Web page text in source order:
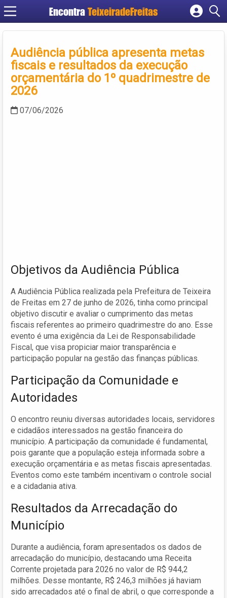
Encontra TeixeiradeFreitas
Cadastrar empresa
Criar conta
Audiência pública apresenta metas
fiscais e resultados da execução
orçamentária do 1º quadrimestre de
2026
07/06/2026
Objetivos da Audiência Pública
A Audiência Pública realizada pela Prefeitura de Teixeira
de Freitas em 27 de junho de 2026, tinha como principal
objetivo discutir e avaliar o cumprimento das metas
fiscais referentes ao primeiro quadrimestre do ano. Esse
evento é uma exigência da Lei de Responsabilidade
Fiscal, que visa propiciar maior transparência e
participação popular na gestão das finanças públicas.
Participação da Comunidade e
Autoridades
O encontro reuniu diversas autoridades locais, servidores
e cidadãos interessados na gestão financeira do
município. A participação da comunidade é fundamental,
pois garante que a população esteja informada sobre a
execução orçamentária e as metas fiscais apresentadas.
Eventos como este também incentivam o controle social
e a cidadania ativa.
Resultados da Arrecadação do
Município
Durante a audiência, foram apresentados os dados de
arrecadação do município, destacando uma Receita
Corrente projetada para 2026 no valor de R$ 944,2
milhões. Desse montante, R$ 246,3 milhões já haviam
sido arrecadados até o final de abril, o que corresponde a